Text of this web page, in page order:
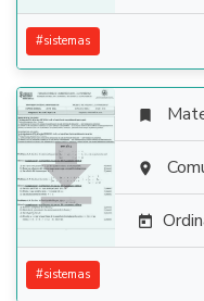
#sistemas




#sistemas